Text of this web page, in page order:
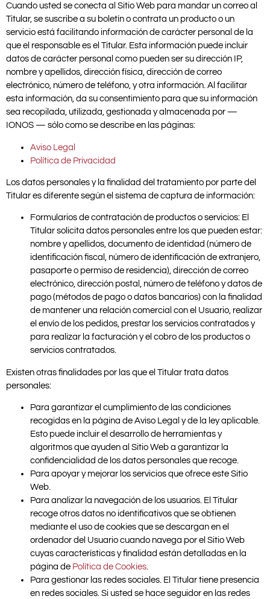
Cuando usted se conecta al Sitio Web para mandar un correo al
Titular, se suscribe a su boletín o contrata un producto o un
servicio está facilitando información de carácter personal de la
que el responsable es el Titular. Esta información puede incluir
datos de carácter personal como pueden ser su dirección IP,
nombre y apellidos, dirección física, dirección de correo
electrónico, número de teléfono, y otra información. Al facilitar
esta información, da su consentimiento para que su información
sea recopilada, utilizada, gestionada y almacenada por —
IONOS — sólo como se describe en las páginas:
Aviso Legal
Política de Privacidad
Los datos personales y la finalidad del tratamiento por parte del
Titular es diferente según el sistema de captura de información:
Formularios de contratación de productos o servicios: El
Titular solicita datos personales entre los que pueden estar:
nombre y apellidos, documento de identidad (número de
identificación fiscal, número de identificación de extranjero,
pasaporte o permiso de residencia), dirección de correo
electrónico, dirección postal, número de teléfono y datos de
pago (métodos de pago o datos bancarios) con la finalidad
de mantener una relación comercial con el Usuario, realizar
el envío de los pedidos, prestar los servicios contratados y
para realizar la facturación y el cobro de los productos o
servicios contratados.
Existen otras finalidades por las que el Titular trata datos
personales:
Para garantizar el cumplimiento de las condiciones
recogidas en la página de Aviso Legal y de la ley aplicable.
Esto puede incluir el desarrollo de herramientas y
algoritmos que ayuden al Sitio Web a garantizar la
confidencialidad de los datos personales que recoge.
Para apoyar y mejorar los servicios que ofrece este Sitio
Web.
Para analizar la navegación de los usuarios. El Titular
recoge otros datos no identificativos que se obtienen
mediante el uso de cookies que se descargan en el
ordenador del Usuario cuando navega por el Sitio Web
cuyas características y finalidad están detalladas en la
página de Política de Cookies.
Para gestionar las redes sociales. El Titular tiene presencia
en redes sociales. Si usted se hace seguidor en las redes